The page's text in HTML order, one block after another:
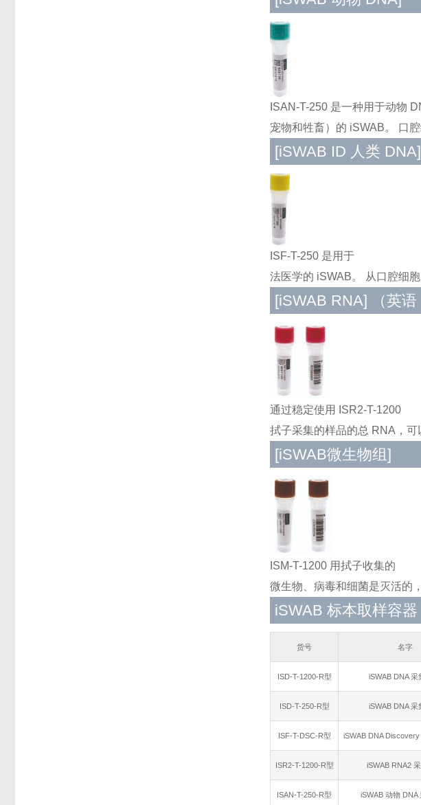
ISAN-T-250 是一种用于动物
宠物和牲畜）的 iSWAB。 口
[iSWAB ID 人类 DNA]
ISF-T-250 是用于
法医学的 iSWAB。 从口腔细
[iSWAB RNA] （英语
通过稳定使用 ISR2-T-1200
拭子采集的样品的总 RNA，
[iSWAB微生物组]
ISM-T-1200 用拭子收集的
微生物、病毒和细菌是灭活的
iSWAB 标本取样容器
货号 名字
ISD-T-1200-R型 iSWAB DNA 采
ISD-T-250-R型 iSWAB DNA 采
ISF-T-DSC-R型 iSWAB DNA
ISR2-T-1200-R型 iSWAB RNA2
ISAN-T-250-R型 iSWAB 动物 DNA